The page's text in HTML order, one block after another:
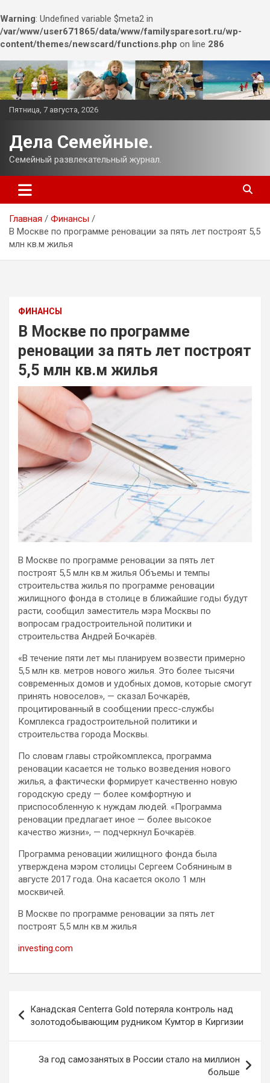
Warning: Undefined variable $meta2 in
/var/www/user671865/data/www/familysparesort.ru/wp-
content/themes/newscard/functions.php on line 286
Перейти
к
содержимому
Пятница, 7 августа, 2026
Дела Семейные.
Семейный развлекательный журнал.
Главная
Финансы
В Москве по программе реновации за пять лет построят 5,5
млн кв.м жилья
ФИНАНСЫ
В Москве по программе
реновации за пять лет построят
5,5 млн кв.м жилья
В Москве по программе реновации за пять лет
построят 5,5 млн кв.м жилья Объемы и темпы
строительства жилья по программе реновации
жилищного фонда в столице в ближайшие годы будут
расти, сообщил заместитель мэра Москвы по
вопросам градостроительной политики и
строительства Андрей Бочкарёв.
«В течение пяти лет мы планируем возвести примерно
5,5 млн кв. метров нового жилья. Это более тысячи
современных домов и удобных домов, которые смогут
принять новоселов», — сказал Бочкарёв,
процитированный в сообщении пресс-службы
Комплекса градостроительной политики и
строительства города Москвы.
По словам главы стройкомплекса, программа
реновации касается не только возведения нового
жилья, а фактически формирует качественно новую
городскую среду — более комфортную и
приспособленную к нуждам людей. «Программа
реновации предлагает иное — более высокое
качество жизни», — подчеркнул Бочкарёв.
Программа реновации жилищного фонда была
утверждена мэром столицы Сергеем Собяниным в
августе 2017 года. Она касается около 1 млн
москвичей.
В Москве по программе реновации за пять лет
построят 5,5 млн кв.м жилья
investing.com
по
записям
Канадская Centerra Gold потеряла контроль над
золотодобывающим рудником Кумтор в Киргизии
За год самозанятых в России стало на миллион
больше